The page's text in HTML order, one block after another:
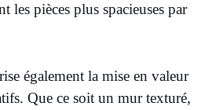
les pièces plus spacieuses par
également la mise en valeur
Que ce soit un mur texturé,